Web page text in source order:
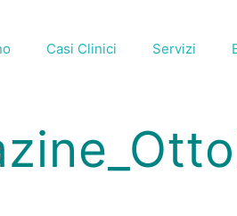
Casi Clinici Servizi